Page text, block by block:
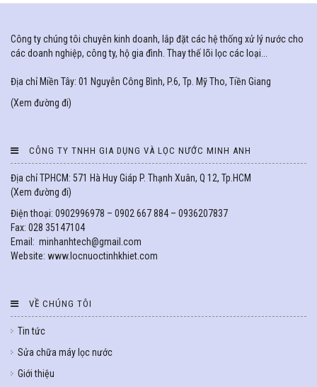
Công ty chúng tôi chuyên kinh doanh, lắp đặt các hệ thống xử lý nước cho
các doanh nghiệp, công ty, hộ gia đình. Thay thế lõi lọc các loại...
Địa chỉ Miền Tây: 01 Nguyễn Công Bình, P.6, Tp. Mỹ Tho, Tiền Giang
(Xem đường đi)
CÔNG TY TNHH GIA DỤNG VÀ LỌC NƯỚC MINH ANH
Địa chỉ TPHCM: 571 Hà Huy Giáp P. Thạnh Xuân, Q 12, Tp.HCM
(Xem đường đi)
Điện thoại: 0902996978 – 0902 667 884 – 0936207837
Fax: 028 35147104
Email: minhanhtech@gmail.com
Website: www.locnuoctinhkhiet.com
VỀ CHÚNG TÔI
Tin tức
Sửa chữa máy lọc nước
Giới thiệu